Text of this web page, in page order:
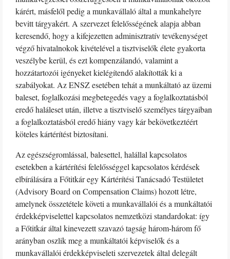
kárért, másfelől pedig a munkavállaló által a munkahelyre
bevitt tárgyakért. A szervezet felelősségének alapja abban
keresendő, hogy a kifejezetten adminisztratív tevékenységet
végző hivatalnokok kivételével a tisztviselők élete gyakorta
veszélybe kerül, és ezt kompenzálandó, valamint a
hozzátartozói igényeket kielégítendő alakították ki a
szabályokat. Az ENSZ esetében tehát a munkáltató az üzemi
baleset, foglalkozási megbetegedés vagy a foglalkoztatásból
eredő haláleset után, illetve a tisztviselő személyes tárgyaiban
a foglalkoztatásból eredő hiány vagy kár bekövetkeztéért
köteles kártérítést biztosítani.
Az egészségromlással, balesettel, halállal kapcsolatos
esetekben a kártérítési felelősséggel kapcsolatos kérdések
elbírálására a Főtitkár egy Kártérítési Tanácsadó Testületet
(Advisory Board on Compensation Claims) hozott létre,
amelynek összetétele követi a munkavállalói és a munkáltatói
érdekképviselettel kapcsolatos nemzetközi standardokat: így
a Főtitkár által kinevezett szavazó tagság három-három fő
arányban oszlik meg a munkáltatói képviselők és a
munkavállalói érdekképviseleti szervezetek által delegált